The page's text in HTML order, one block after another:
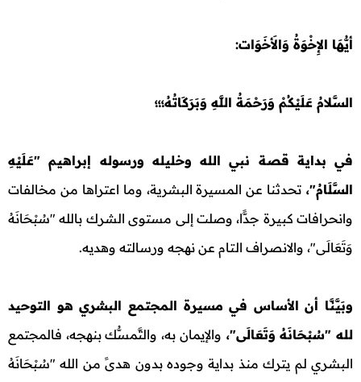
أيُّهَا الإِخْوَةُ وَالأَخَوَات:
السَّـلامُ عَلَيْكُمْ وَرَحْمَةُ اللَّهِ وَبَرَكَاتُهُ؛؛؛
في بداية قصة نبي الله وخليله ورسوله إبراهيم "عَلَيْهِ
السَّلَامُ"، تحدثنا عن المسيرة البشرية، وما اعتراها من مخالفات
وانحرافات كبيرة جدًّا، وصلت إلى مستوى الشرك بالله "سُبْحَانَهُ
وَتَعَالَى"، والانصراف التام عن نهجه ورسالته وهديه.
وبَيَّنَّا أن الأساس في مسيرة المجتمع البشري هو التوحيد
لله "سُبْحَانَهُ وَتَعَالَى"، والإيمان به، والتَّمسُّك بنهجه، فالمجتمع
البشري لم يترك منذ بداية وجوده بدون هدىً من الله "سُبْحَانَهُ